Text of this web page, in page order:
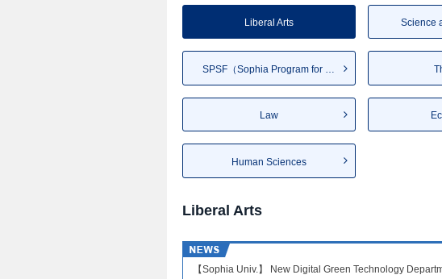
Liberal Arts Science
Law
Human Sciences
Liberal Arts
【Sophia Univ.】 New Digital Green Technology